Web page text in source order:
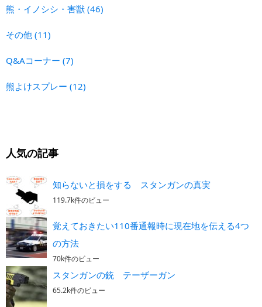
熊・イノシシ・害獣 (46)
その他 (11)
Q&Aコーナー (7)
熊よけスプレー (12)
人気の記事
知らないと損をする スタンガンの真実
119.7k件のビュー
覚えておきたい110番通報時に現在地を伝える4つ
の方法
70k件のビュー
スタンガンの銃 テーザーガン
65.2k件のビュー